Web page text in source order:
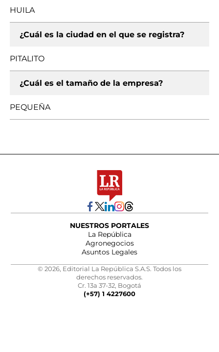
HUILA
¿Cuál es la ciudad en el que se registra?
PITALITO
¿Cuál es el tamaño de la empresa?
PEQUEÑA
NUESTROS PORTALES
La República
Agronegocios
Asuntos Legales
© 2026, Editorial La República S.A.S. Todos los
derechos reservados.
Cr. 13a 37-32, Bogotá
(+57) 1 4227600